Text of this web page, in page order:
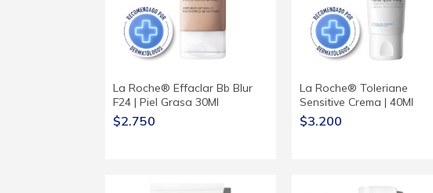
La Roche® Effaclar Bb Blur
F24 | Piel Grasa 30Ml
$2.750
La Roche® Toleriane
Sensitive Crema | 40Ml
$3.200